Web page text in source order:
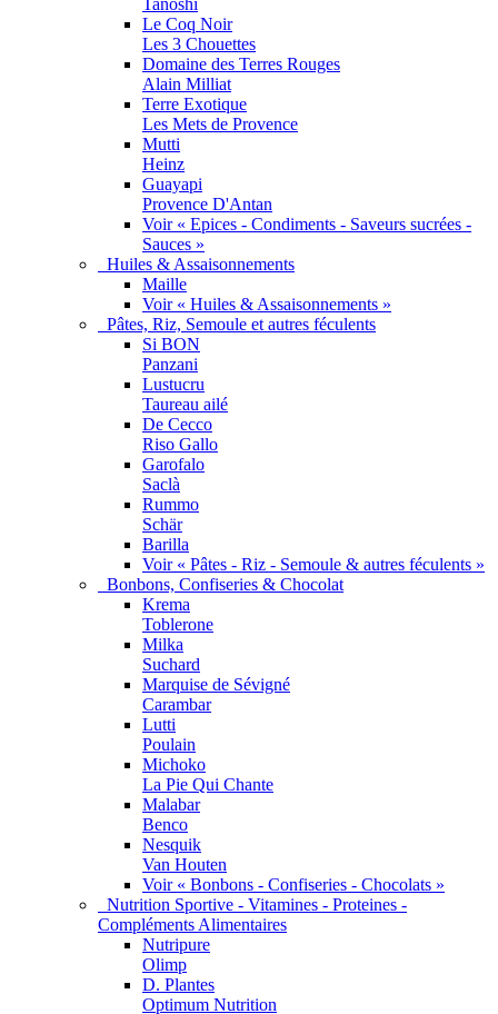
Tanoshi
Le Coq Noir
Les 3 Chouettes
Domaine des Terres Rouges
Alain Milliat
Terre Exotique
Les Mets de Provence
Mutti
Heinz
Guayapi
Provence D'Antan
Voir « Epices - Condiments - Saveurs sucrées -
Sauces »
Huiles & Assaisonnements
Maille
Voir « Huiles & Assaisonnements »
Pâtes, Riz, Semoule et autres féculents
Si BON
Panzani
Lustucru
Taureau ailé
De Cecco
Riso Gallo
Garofalo
Saclà
Rummo
Schär
Barilla
Voir « Pâtes - Riz - Semoule & autres féculents »
Bonbons, Confiseries & Chocolat
Krema
Toblerone
Milka
Suchard
Marquise de Sévigné
Carambar
Lutti
Poulain
Michoko
La Pie Qui Chante
Malabar
Benco
Nesquik
Van Houten
Voir « Bonbons - Confiseries - Chocolats »
Nutrition Sportive - Vitamines - Proteines -
Compléments Alimentaires
Nutripure
Olimp
D. Plantes
Optimum Nutrition